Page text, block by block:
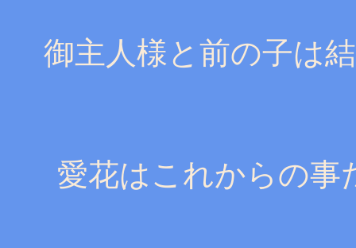
御主人様と前の子は
愛花はこれからの事